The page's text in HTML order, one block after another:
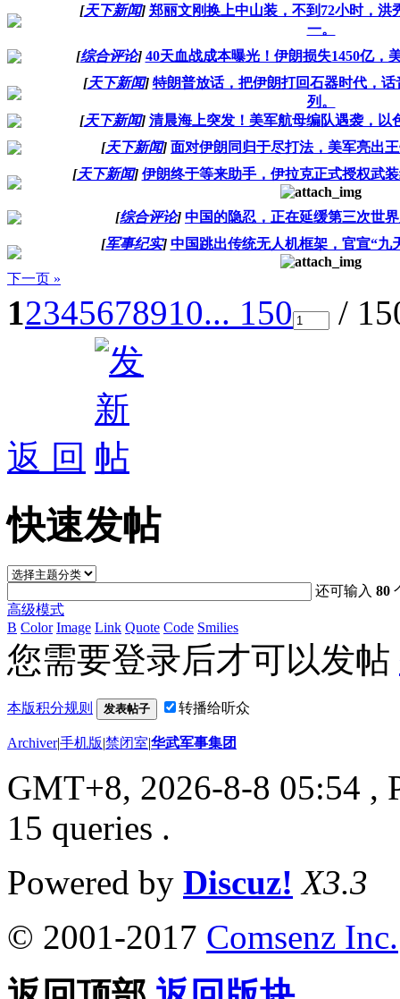
[天下新闻] 郑丽文刚换上中山装，不到72小时，洪
一。
[综合评论] 40天血战成本曝光！伊朗损失1450亿，
[天下新闻] 特朗普放话，把伊朗打回石器时代，
列。
[天下新闻] 清晨海上突发！美军航母编队遇袭，以
[天下新闻] 面对伊朗同归于尽打法，美军亮出
[天下新闻] 伊朗终于等来助手，伊拉克正式授权武
[综合评论] 中国的隐忍，正在延缓第三次世
[军事纪实] 中国跳出传统无人机框架，官宣“九
下一页 »
12345678910... 150 /
返 回
快速发帖
还可输入80
高级模式
B Color Image Link Quote Code Smilies
您需要登录后才可以发帖
本版积分规则 发表帖子 转播给听众
Archiver|手机版|禁闭室|华武军事集团
GMT+8, 2026-8-8 05:54 ,
15 queries .
Powered by Discuz! X3.3
© 2001-2017 Comsenz Inc.